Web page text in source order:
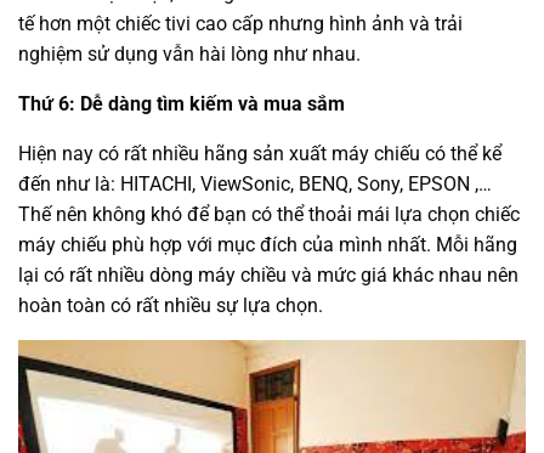
tế hơn một chiếc tivi cao cấp nhưng hình ảnh và trải
nghiệm sử dụng vẫn hài lòng như nhau.
Thứ 6: Dễ dàng tìm kiếm và mua sắm
Hiện nay có rất nhiều hãng sản xuất máy chiếu có thể kể
đến như là: HITACHI, ViewSonic, BENQ, Sony, EPSON ,…
Thế nên không khó để bạn có thể thoải mái lựa chọn chiếc
máy chiếu phù hợp với mục đích của mình nhất. Mỗi hãng
lại có rất nhiều dòng máy chiều và mức giá khác nhau nên
hoàn toàn có rất nhiều sự lựa chọn.